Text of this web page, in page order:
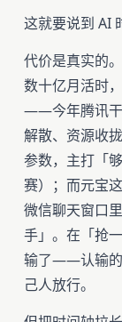
这就要说到 AI
代价是真实的
数十亿月活时
——今年腾讯干
解散、资源收
参数，主打「
赛）；而元宝
微信聊天窗口
手」。在「抢
输了——认输的
己人放行。